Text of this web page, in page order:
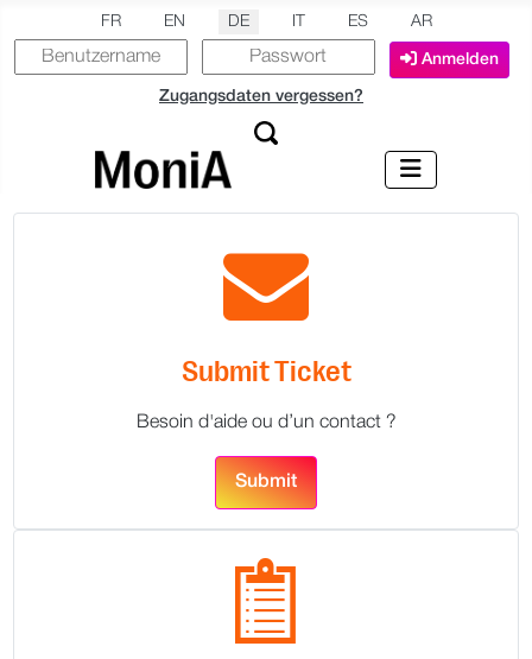
Sprache auswählen
FR EN DE ES AR
Anmelden
Zugangsdaten vergessen?
Submit Ticket
Besoin d'aide ou d’un contact ?
Submit